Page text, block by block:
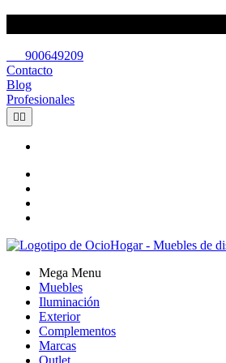
900649209
Contacto
Blog
Profesionales
 
Mega Menu
Muebles
Iluminación
Exterior
Complementos
Marcas
Outlet